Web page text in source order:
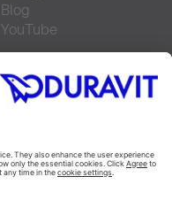
Blog
YouTube